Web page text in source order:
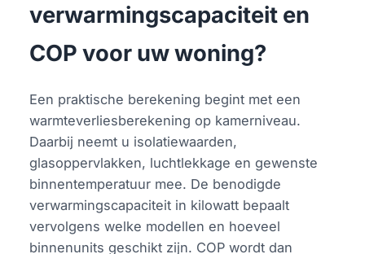
verwarmingscapaciteit en
COP voor uw woning?
Een praktische berekening begint met een
warmteverliesberekening op kamerniveau.
Daarbij neemt u isolatiewaarden,
glasoppervlakken, luchtlekkage en gewenste
binnentemperatuur mee. De benodigde
verwarmingscapaciteit in kilowatt bepaalt
vervolgens welke modellen en hoeveel
binnenunits geschikt zijn. COP wordt dan